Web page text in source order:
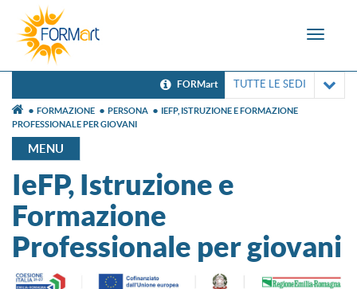
Toggle
FORMart TUTTE LE SEDI
FORMAZIONE PERSONA
IEFP, ISTRUZIONE E FORMAZIONE
PROFESSIONALE PER GIOVANI
MENU
IeFP, Istruzione e
Formazione
Professionale per giovani